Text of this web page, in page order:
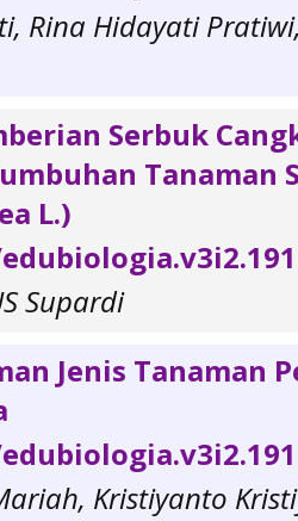
Rina Hidayati
Serbuk
Tanaman
L.)
Supardi
Jenis Tanaman
Kristiyanto